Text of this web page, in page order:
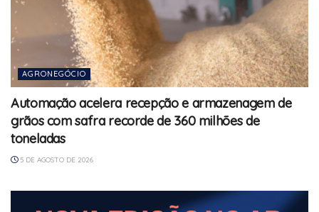
AGRONEGÓCIO
Automação acelera recepção e armazenagem de
grãos com safra recorde de 360 milhões de
toneladas
5 DE AGOSTO DE 2026